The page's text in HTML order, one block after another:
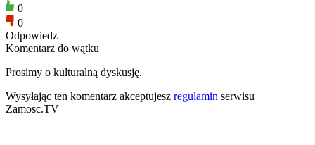
0
0
Odpowiedz
Komentarz do wątku
Prosimy o kulturalną dyskusję.
Wysyłając ten komentarz akceptujesz regulamin serwisu
Zamosc.TV